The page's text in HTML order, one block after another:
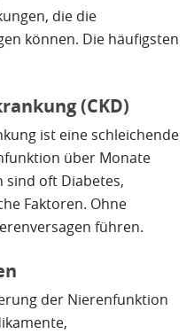
die die
können. Die häufigsten
(CKD)
ist eine schleichende
über Monate
sind oft Diabetes,
Faktoren. Ohne
führen.
der Nierenfunktion